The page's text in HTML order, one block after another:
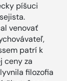
píšuci
venovať
patrí k
ceny za
filozofia